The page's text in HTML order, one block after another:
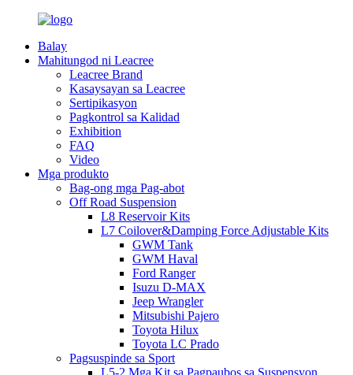
Balay
Mahitungod ni Leacree
Leacree Brand
Kasaysayan sa Leacree
Sertipikasyon
Pagkontrol sa Kalidad
Exhibition
FAQ
Video
Mga produkto
Bag-ong mga Pag-abot
Off Road Suspension
L8 Reservoir Kits
L7 Coilover&Damping Force Adjustable Kits
GWM Tank
GWM Haval
Ford Ranger
Isuzu D-MAX
Jeep Wrangler
Mitsubishi Pajero
Toyota Hilux
Toyota LC Prado
Pagsuspinde sa Sport
L5-2 Mga Kit sa Pagpaubos sa Suspensyon